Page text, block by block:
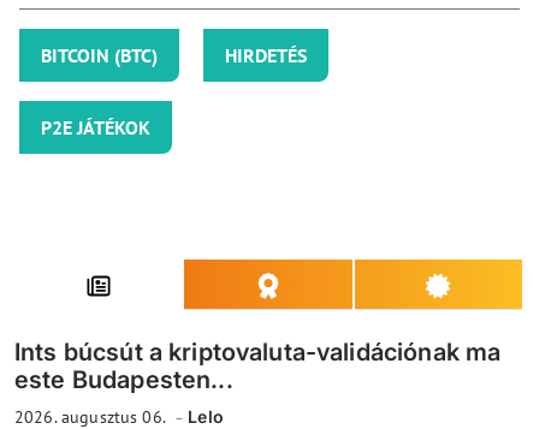
BITCOIN (BTC) HIRDETÉS
P2E JÁTÉKOK
Ints búcsút a kriptovaluta-validációnak ma
este Budapesten...
2026. augusztus 06. Lelo